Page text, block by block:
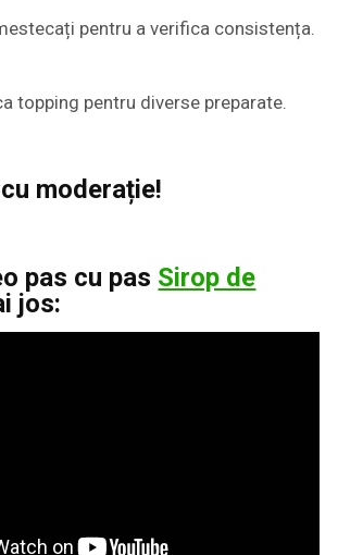
pentru a verifica consistența.
topping pentru diverse preparate.
moderație!
pas cu pas Sirop de
jos: